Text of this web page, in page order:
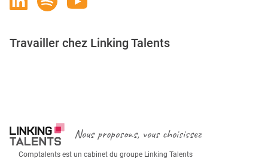
Travailler chez Linking Talents
Nous proposons, vous choisissez
Comptalents est un cabinet du groupe Linking Talents